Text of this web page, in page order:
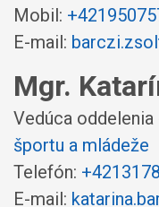
Mobil:
E-mail:
Mgr.
Vedúca oddelenia
športu a mládeže
Telefón:
E-mail: